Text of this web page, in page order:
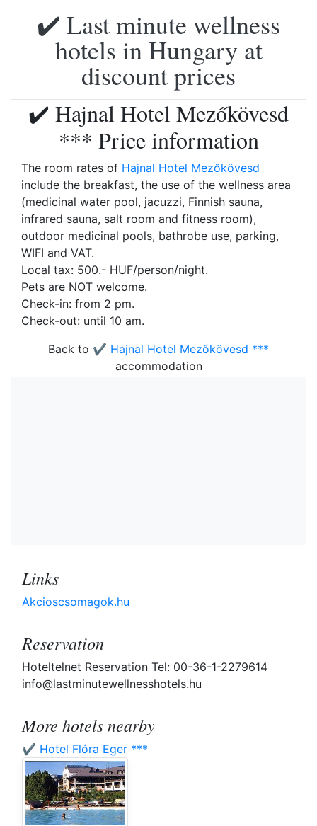
✔️ Last minute wellness
hotels in Hungary at
discount prices
✔️ Hajnal Hotel Mezőkövesd
*** Price information
The room rates of Hajnal Hotel Mezőkövesd
include the breakfast, the use of the wellness area
(medicinal water pool, jacuzzi, Finnish sauna,
infrared sauna, salt room and fitness room),
outdoor medicinal pools, bathrobe use, parking,
WIFI and VAT.
Local tax: 500.- HUF/person/night.
Pets are NOT welcome.
Check-in: from 2 pm.
Check-out: until 10 am.
Back to ✔️ Hajnal Hotel Mezőkövesd ***
accommodation
Links
Akcioscsomagok.hu
Reservation
Hoteltelnet Reservation Tel: 00-36-1-2279614
info@lastminutewellnesshotels.hu
More hotels nearby
✔️ Hotel Flóra Eger ***